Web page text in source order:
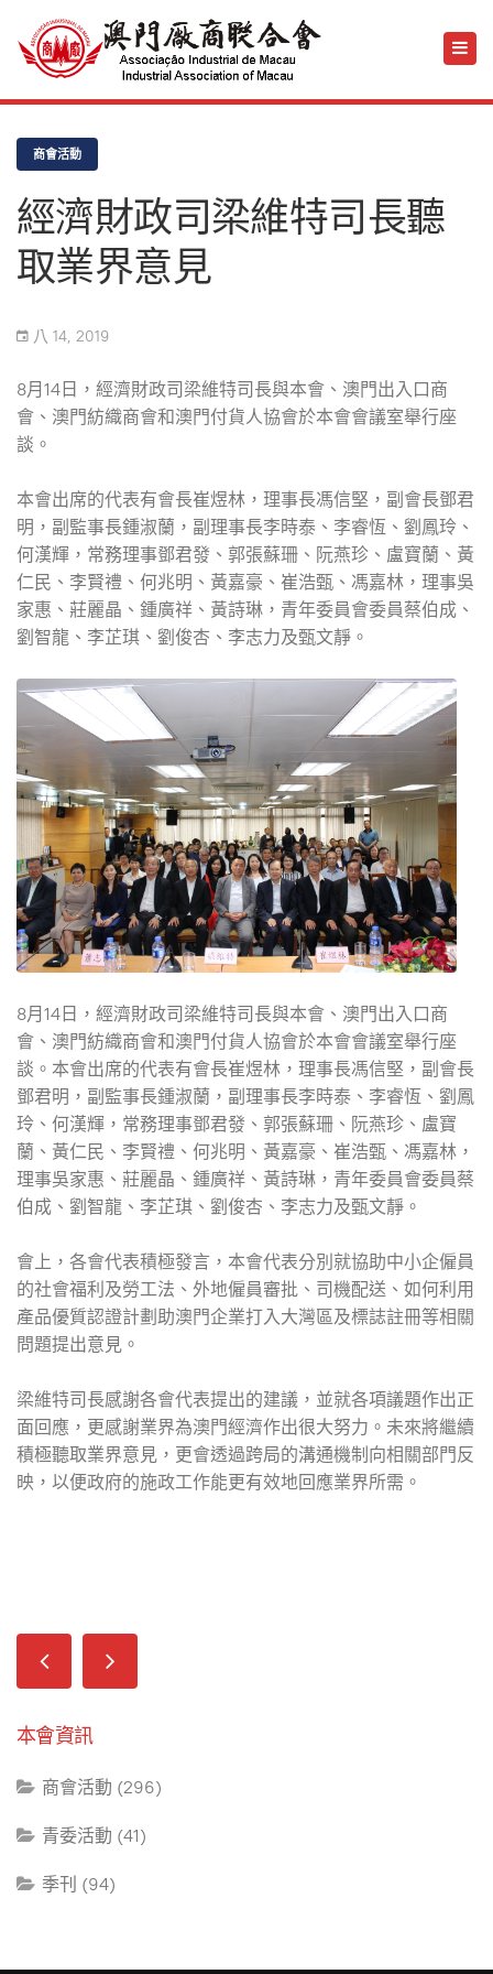
商會活動
經濟財政司梁維特司長聽
取業界意見
八 14, 2019
8月14日，經濟財政司梁維特司長與本會、澳門出入口商
會、澳門紡織商會和澳門付貨人協會於本會會議室舉行座
談。
本會出席的代表有會長崔煜林，理事長馮信堅，副會長鄧君
明，副監事長鍾淑蘭，副理事長李時泰、李睿恆、劉鳳玲、
何漢輝，常務理事鄧君發、郭張蘇珊、阮燕珍、盧寶蘭、黃
仁民、李賢禮、何兆明、黃嘉豪、崔浩甄、馮嘉林，理事吳
家惠、莊麗晶、鍾廣祥、黃詩琳，青年委員會委員蔡伯成、
劉智龍、李芷琪、劉俊杏、李志力及甄文靜。
8月14日，經濟財政司梁維特司長與本會、澳門出入口商
會、澳門紡織商會和澳門付貨人協會於本會會議室舉行座
談。本會出席的代表有會長崔煜林，理事長馮信堅，副會長
鄧君明，副監事長鍾淑蘭，副理事長李時泰、李睿恆、劉鳳
玲、何漢輝，常務理事鄧君發、郭張蘇珊、阮燕珍、盧寶
蘭、黃仁民、李賢禮、何兆明、黃嘉豪、崔浩甄、馮嘉林，
理事吳家惠、莊麗晶、鍾廣祥、黃詩琳，青年委員會委員蔡
伯成、劉智龍、李芷琪、劉俊杏、李志力及甄文靜。
會上，各會代表積極發言，本會代表分別就協助中小企僱員
的社會福利及勞工法、外地僱員審批、司機配送、如何利用
產品優質認證計劃助澳門企業打入大灣區及標誌註冊等相關
問題提出意見。
梁維特司長感謝各會代表提出的建議，並就各項議題作出正
面回應，更感謝業界為澳門經濟作出很大努力。未來將繼續
積極聽取業界意見，更會透過跨局的溝通機制向相關部門反
映，以便政府的施政工作能更有效地回應業界所需。
本會資訊
商會活動 (296)
青委活動 (41)
季刊 (94)